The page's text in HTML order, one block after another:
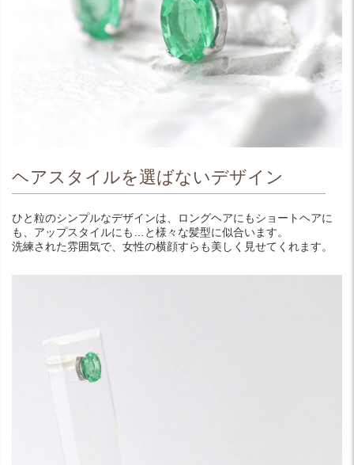
ヘアスタイルを選ばないデザイン
ひと粒のシンプルなデザインは、ロングヘアにもショートヘアに
も、アップスタイルにも…と様々な髪型に似合います。
洗練された雰囲気で、女性の横顔すらも美しく見せてくれます。